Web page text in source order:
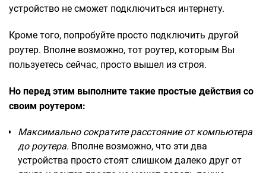
устройство не сможет подключиться интернету.
Кроме того, попробуйте просто подключить другой
роутер. Вполне возможно, тот роутер, которым Вы
пользуетесь сейчас, просто вышел из строя.
Но перед этим выполните такие простые действия со
своим роутером:
Максимально сократите расстояние от компьютера
до роутера. Вполне возможно, что эти два
устройства просто стоят слишком далеко друг от